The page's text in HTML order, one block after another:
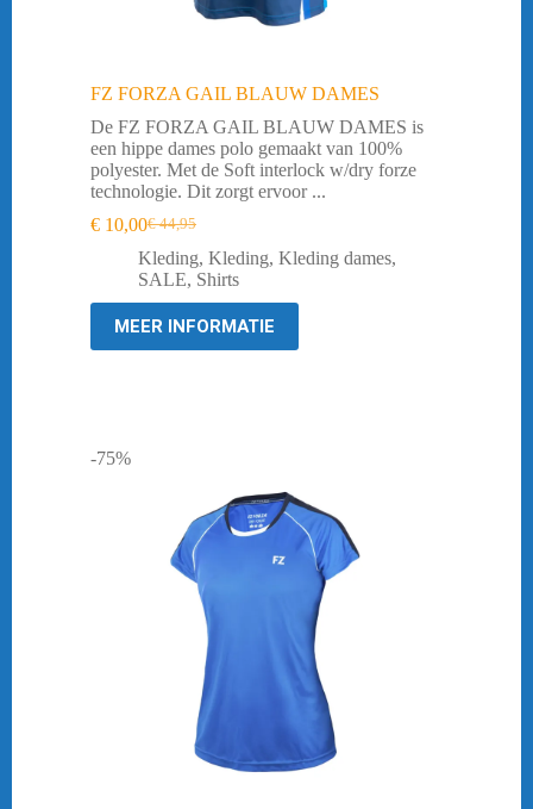
FZ FORZA GAIL BLAUW DAMES
De FZ FORZA GAIL BLAUW DAMES is
een hippe dames polo gemaakt van 100%
polyester. Met de Soft interlock w/dry forze
technologie. Dit zorgt ervoor ...
€44,95
Oorspronkelijke
prijs
was:
€ 10,00Huidige
prijs
is:
Kleding, Kleding, Kleding dames,
SALE, Shirts
MEER INFORMATIE
-75%